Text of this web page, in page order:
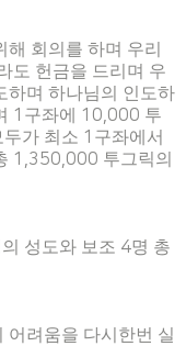
회의를 하며 우리
도 헌금을 드리며 우
하며 하나님의 인도하
1 구좌에 10,000 투
가 최소 1 구좌에서
1,350,000 투그릭의
성도와 보조 4명 총
어려움을 다시한번 실